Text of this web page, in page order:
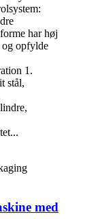
har høj
og opfylde
1.
stål,
med